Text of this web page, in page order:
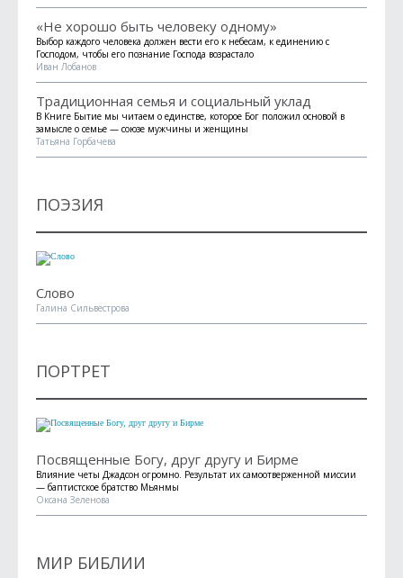
«Не хорошо быть человеку одному»
Выбор каждого человека должен вести его к небесам, к единению с
Господом, чтобы его познание Господа возрастало
Иван Лобанов
Традиционная семья и социальный уклад
В Книге Бытие мы читаем о единстве, которое Бог положил основой в
замысле о семье — союзе мужчины и женщины
Татьяна Горбачева
ПОЭЗИЯ
Слово
Галина Сильвестрова
ПОРТРЕТ
Посвященные Богу, друг другу и Бирме
Влияние четы Джадсон огромно. Результат их самоотверженной миссии
— баптистское братство Мьянмы
Оксана Зеленова
МИР БИБЛИИ